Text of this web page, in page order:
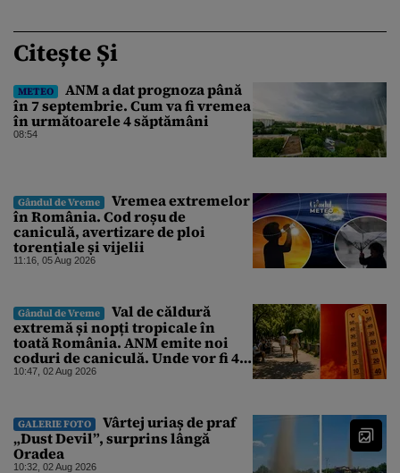
Citește Și
METEO
ANM a dat prognoza până
în 7 septembrie. Cum va fi vremea
în următoarele 4 săptămâni
08:54
Gândul de Vreme
Vremea extremelor
în România. Cod roșu de
caniculă, avertizare de ploi
torențiale și vijelii
11:16, 05 Aug 2026
Gândul de Vreme
Val de căldură
extremă și nopți tropicale în
toată România. ANM emite noi
coduri de caniculă. Unde vor fi 40
de grade
10:47, 02 Aug 2026
GALERIE FOTO
Vârtej uriaș de praf
„Dust Devil”, surprins lângă
Oradea
10:32, 02 Aug 2026